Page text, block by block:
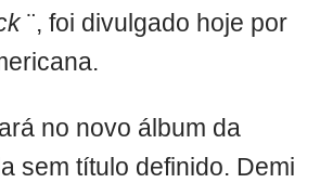
¨, foi divulgado hoje por
no novo álbum da
sem título definido. Demi